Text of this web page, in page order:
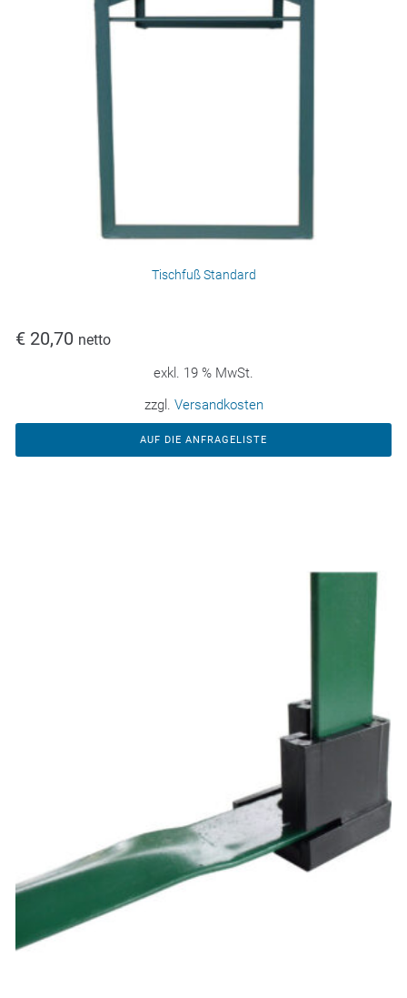
Tischfuß Standard
€ 20,70 netto
exkl. 19 % MwSt.
zzgl. Versandkosten
AUF DIE ANFRAGELISTE